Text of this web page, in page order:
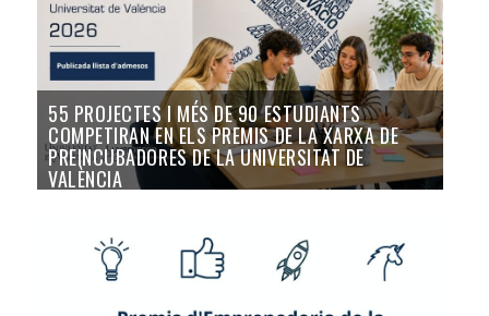
55 PROJECTES I MÉS DE 90 ESTUDIANTS
COMPETIRAN EN ELS PREMIS DE LA XARXA DE
PREINCUBADORES DE LA UNIVERSITAT DE
VALÈNCIA